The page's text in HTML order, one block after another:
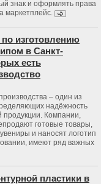
знак и оформлять права
маркетплейс.
изготовлению
в Санкт-
есть
– один из
надёжность
продукции. Компании,
готовые товары,
и наносят логотип
имеют ряд важных
пластики в